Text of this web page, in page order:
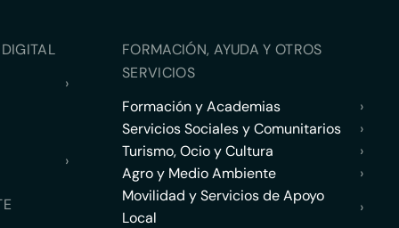
›
›
FORMACIÓN, AYUDA Y OTROS
SERVICIOS
Formación y Academias
›
Servicios Sociales y Comunitarios
›
Turismo, Ocio y Cultura
›
Agro y Medio Ambiente
›
Movilidad y Servicios de Apoyo
Local
›